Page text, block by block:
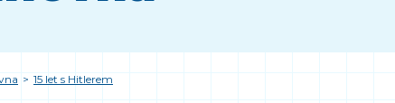
> 15 let s Hitlerem